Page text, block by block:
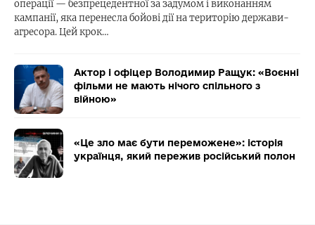
операції — безпрецедентної за задумом і виконанням
кампанії, яка перенесла бойові дії на територію держави-
агресора. Цей крок…
Актор і офіцер Володимир Ращук: «Воєнні
фільми не мають нічого спільного з
війною»
«Це зло має бути переможене»: історія
українця, який пережив російський полон